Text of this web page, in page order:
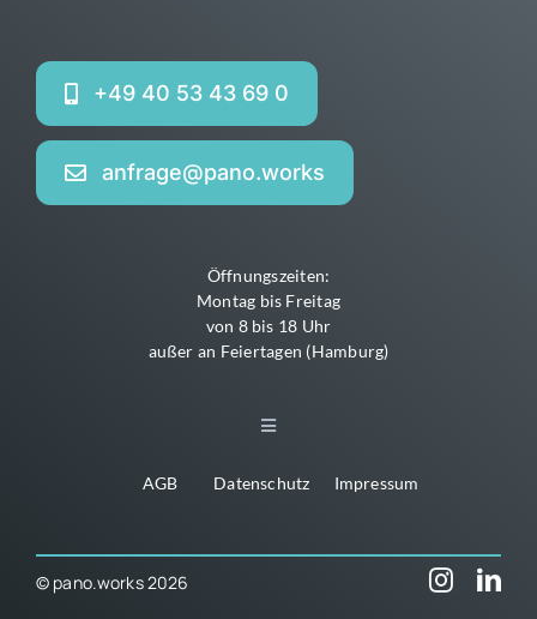
+49 40 53 43 69 0
anfrage@pano.works
Öffnungszeiten:
Montag bis Freitag
von 8 bis 18 Uhr
außer an Feiertagen (Hamburg)
Toggle
News
AGB Datenschutz Impressum
© pano.works 2026